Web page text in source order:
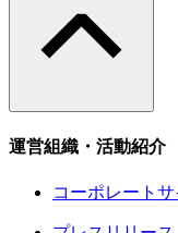
運営組織・活動紹介
コーポレートサ